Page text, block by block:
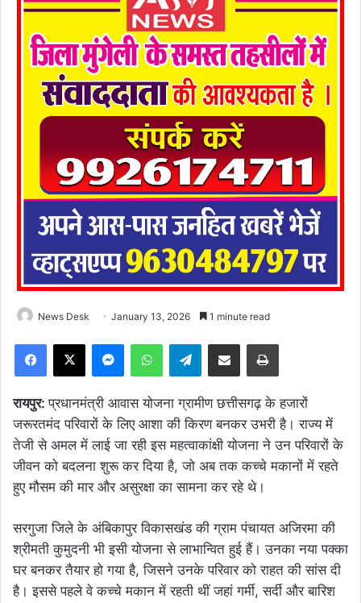
News Desk January 13, 2026 1 minute read
Facebook
X MessengerWhatsAppTelegramShare via Email Print
रायपुर:प्रधानमंत्री आवास योजना ग्रामीण छत्तीसगढ़ के हजारों
जरूरतमंद परिवारों के लिए आशा की किरण बनकर उभरी है। राज्य में
तेजी से अमल में लाई जा रही इस महत्वाकांक्षी योजना ने उन परिवारों के
जीवन को बदलना शुरू कर दिया है, जो अब तक कच्चे मकानों में रहते
हुए मौसम की मार और असुरक्षा का सामना कर रहे थे।
सरगुजा जिले के अंबिकापुर विकासखंड की ग्राम पंचायत अजिरमा की
श्रीमती कुमुदनी भी इसी योजना से लाभान्वित हुई हैं। उनका नया पक्का
घर बनकर तैयार हो गया है, जिसने उनके परिवार को राहत की सांस दी
है। इससे पहले वे कच्चे मकान में रहती थीं जहां गर्मी, सर्दी और बारिश